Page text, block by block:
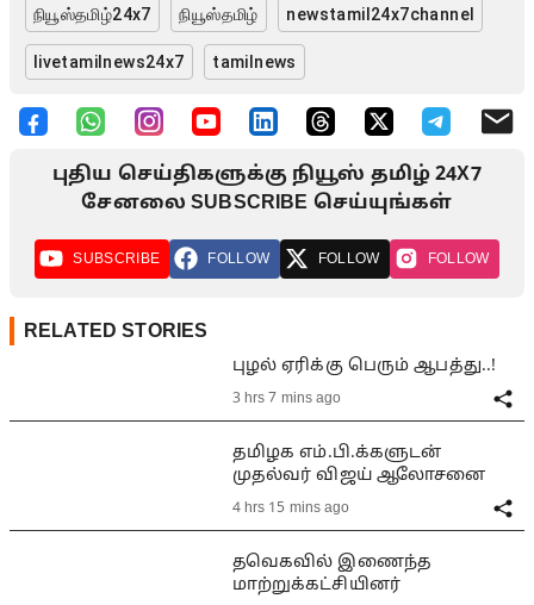
நியூஸ்தமிழ்24x7 நியூஸ்தமிழ் newstamil24x7channel
livetamilnews24x7 tamilnews
புதிய செய்திகளுக்கு நியூஸ் தமிழ் 24X7
சேனலை SUBSCRIBE செய்யுங்கள்
SUBSCRIBE FOLLOW FOLLOW FOLLOW
RELATED STORIES
புழல் ஏரிக்கு பெரும் ஆபத்து..!
3 hrs 7 mins ago
தமிழக எம்.பி.க்களுடன்
முதல்வர் விஜய் ஆலோசனை
4 hrs 15 mins ago
தவெகவில் இணைந்த
மாற்றுக்கட்சியினர்